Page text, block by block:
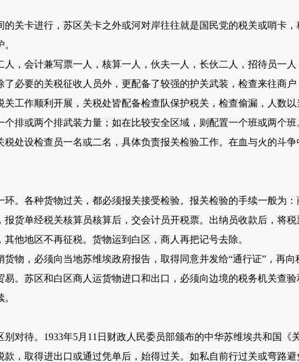
卡进行，苏区关卡之外或河对岸往往就是国民党的税关或哨卡，
会计兼写票一人，核算一人，伙夫一人，长伙二人，招待员一人
必要的关税征收人员外，更配备了较强的护关武装，检查来往商
工作顺利开展，关税处皆配备检查队保护税关，检查偷漏，人数
排或两个排武装力量；如在比较安全区域，则配置一个班或两个班
处设检查员一名或二名，具体负责报关检验工作。在血与火的斗争
各种货物过关，都必须报关接受检验。报关检验的手续一般为：
货单经税关核算员核算后，交会计员开税票。出纳员收款后，将税
他地区不再征税。货物运到白区，商人再把记号去除。
，必须向当地苏维埃政府报告，取得同意并发给“通行证”，再向
。苏区和白区商人运货物进口和出口，必须向边境的税务机关查
待。1933年5月11日财政人民委员部颁布的中华苏维埃共和国《关
，取得进出口或通过凭单后，始得过关。如私自前行过关或弯路